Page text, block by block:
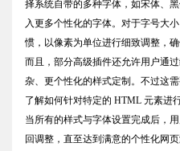
择系统自带的多种字体，如宋体、
入更多个性化的字体。对于字号大
惯，以像素为单位进行细致调整，确
而且，部分高级插件还允许用户通
杂、更个性化的样式定制。不过这
了解如何针对特定的 HTML 元素进
当所有的样式与字体设置完成后，
回调整，直至达到满意的个性化网